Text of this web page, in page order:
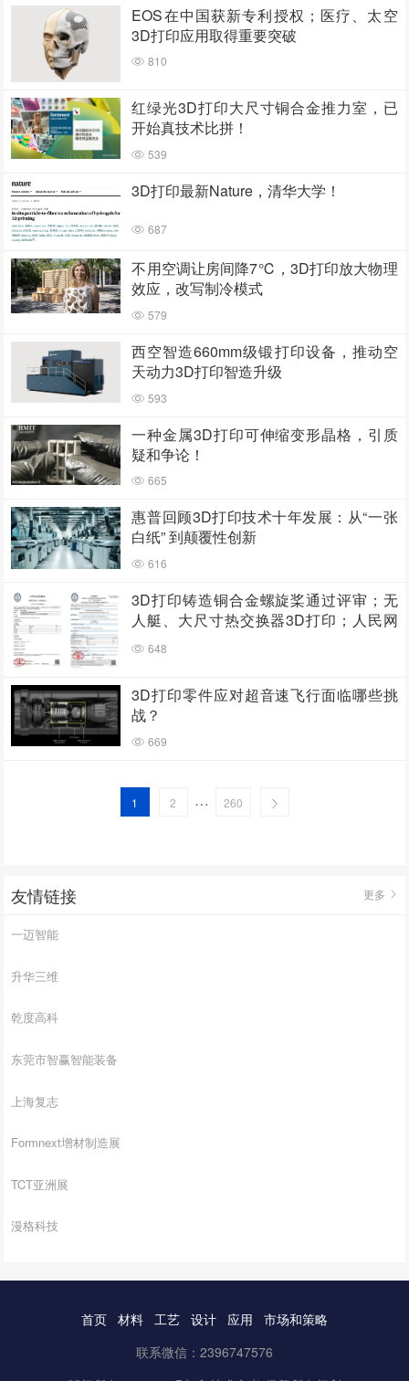
EOS在中国获新专利授权；医疗、太空
3D打印应用取得重要突破
810
红绿光3D打印大尺寸铜合金推力室，已
开始真技术比拼！
539
3D打印最新Nature，清华大学！
687
不用空调让房间降7℃，3D打印放大物理
效应，改写制冷模式
579
西空智造660mm级锻打印设备，推动空
天动力3D打印智造升级
593
一种金属3D打印可伸缩变形晶格，引质
疑和争论！
665
惠普回顾3D打印技术十年发展：从“一张
白纸” 到颠覆性创新
616
3D打印铸造铜合金螺旋桨通过评审；无
人艇、大尺寸热交换器3D打印；人民网
报道两家3D打印企业
648
3D打印零件应对超音速飞行面临哪些挑
战？
669
1 2 … 260
友情链接 更多
一迈智能
升华三维
乾度高科
东莞市智赢智能装备
上海复志
Formnext增材制造展
TCT亚洲展
漫格科技
首页 材料 工艺 设计 应用
市场和策略
联系微信：2396747576